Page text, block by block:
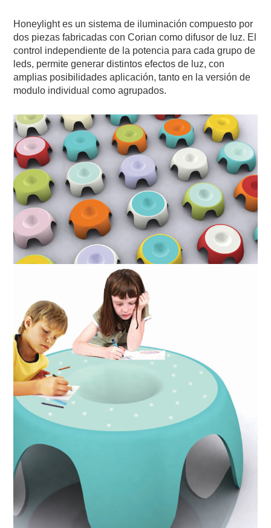
Honeylight es un sistema de iluminación compuesto por
dos piezas fabricadas con Corian como difusor de luz. El
control independiente de la potencia para cada grupo de
leds, permite generar distintos efectos de luz, con
amplias posibilidades aplicación, tanto en la versión de
modulo individual como agrupados.